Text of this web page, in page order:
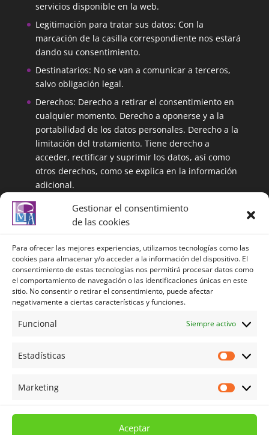
Gestionar el consentimiento
de las cookies
Para ofrecer las mejores experiencias, utilizamos tecnologías como las
cookies para almacenar y/o acceder a la información del dispositivo. El
consentimiento de estas tecnologías nos permitirá procesar datos como
el comportamiento de navegación o las identificaciones únicas en este
sitio. No consentir o retirar el consentimiento, puede afectar
negativamente a ciertas características y funciones.
Funcional Siempre activo
Estadísticas
Marketing
Aceptar
servicios disponible en la web.
Legitimación para tratar sus datos: Con la
marcación de la casilla correspondiente nos estará
dando su consentimiento.
Destinatarios: No se van a comunicar a terceros,
salvo obligación legal.
Derechos: Derecho a retirar el consentimiento en
cualquier momento. Derecho a oponerse y a la
portabilidad de los datos personales. Derecho a la
limitación del tratamiento. Tiene derecho a
acceder, rectificar y suprimir los datos, así como
otros derechos, como se explica en la información
adicional.
Información adicional: Puede ampliar la
información en el siguiente enlace:
dad/
Política de privacidad
Política de privacidad redes sociales
Política de Cookies
Términos y Condiciones
Carrito
Tienda